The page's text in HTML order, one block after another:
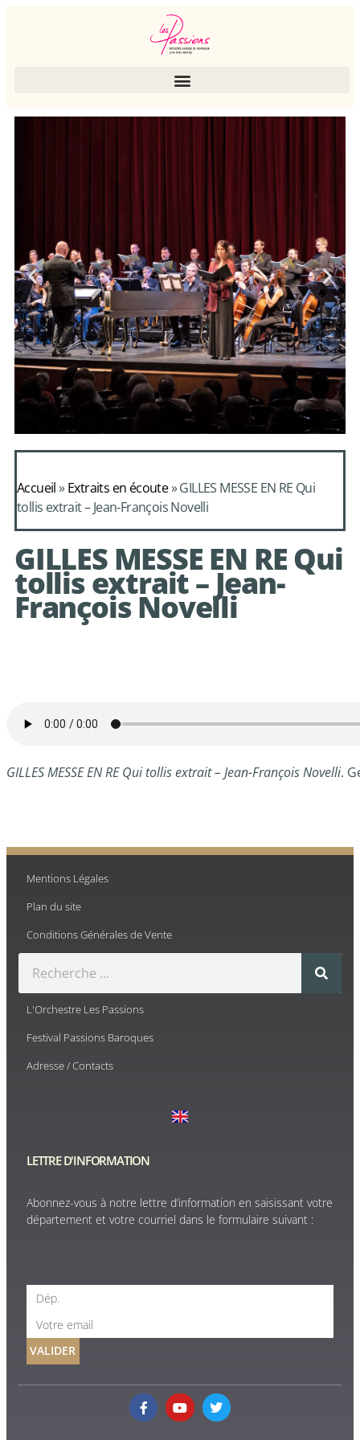
Alcimadure de
Mondonville
avec le choeur de
chambre Les Eléments
Accueil»Extraits en écoute»GILLES MESSE EN RE Qui
tollis extrait – Jean-François Novelli
GILLES MESSE EN RE Qui
tollis extrait – Jean-
François Novelli
GILLES MESSE EN RE Qui tollis extrait – Jean-François Novelli.
Mentions Légales
Plan du site
Conditions Générales de Vente
L'Orchestre Les Passions
Festival Passions Baroques
Adresse / Contacts
LETTRE D'INFORMATION
Abonnez-vous à notre lettre d’information en saisissant votre
département et votre courriel dans le formulaire suivant :
VALIDER